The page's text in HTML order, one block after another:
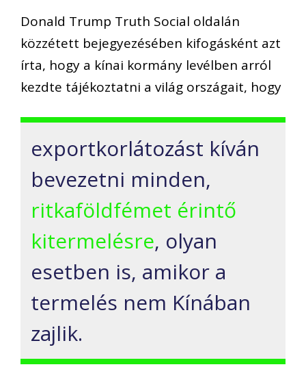
Donald Trump Truth Social oldalán
közzétett bejegyezésében kifogásként azt
írta, hogy a kínai kormány levélben arról
kezdte tájékoztatni a világ országait, hogy
exportkorlátozást kíván
bevezetni minden,
ritkaföldfémet érintő
kitermelésre, olyan
esetben is, amikor a
termelés nem Kínában
zajlik.